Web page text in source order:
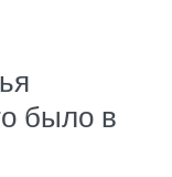
было в